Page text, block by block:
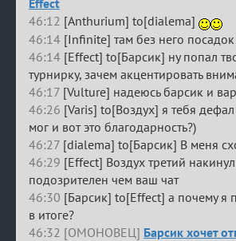
46:12 [Anthurium] to[dialema]
46:14 [Infinite] там без него
46:14 [Effect] to[Барсик] ну попал
турнирку, зачем акцентировать
46:17 [Vulture] надеюсь барсик и
46:26 [Varis] to[Воздух] я тебя
мог и вот это благодарность?)
46:27 [dialema] to[Барсик] В меня
46:29 [Effect] Воздух третий
подозрителен чем ваш чат
46:30 [Барсик] to[Effect] а почему я
в итоге?
46:32 [ОМОНОВЕЦ] Барсик хочет